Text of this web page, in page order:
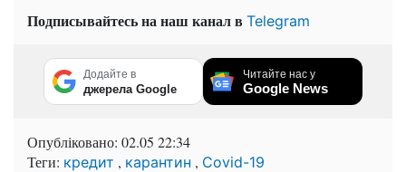
Подписывайтесь на наш канал в Telegram
Додайте в
джерела Google
Читайте нас у
Google News
Опубліковано: 02.05 22:34
Теги: кредит , карантин , Covid-19